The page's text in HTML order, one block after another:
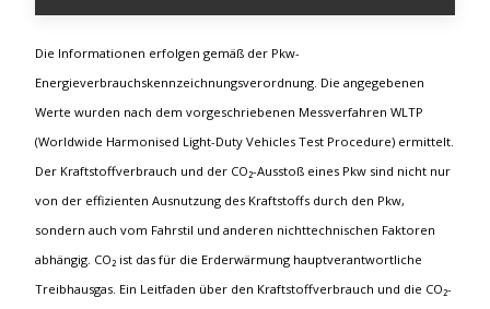
Die Informationen erfolgen gemäß der Pkw-
Energieverbrauchskennzeichnungsverordnung. Die angegebenen
Werte wurden nach dem vorgeschriebenen Messverfahren WLTP
(Worldwide Harmonised Light-Duty Vehicles Test Procedure) ermittelt.
Der Kraftstoffverbrauch und der CO₂-Ausstoß eines Pkw sind nicht nur
von der effizienten Ausnutzung des Kraftstoffs durch den Pkw,
sondern auch vom Fahrstil und anderen nichttechnischen Faktoren
abhängig. CO₂ ist das für die Erderwärmung hauptverantwortliche
Treibhausgas. Ein Leitfaden über den Kraftstoffverbrauch und die CO₂-